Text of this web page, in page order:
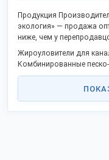
Продукция
экология» — продажа
ниже, чем у
Жироуловители для
Комбинированные
ассортимент
В продаже уже